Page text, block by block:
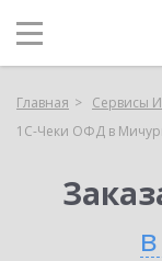
Главная Сервисы
1С-Чеки ОФД в